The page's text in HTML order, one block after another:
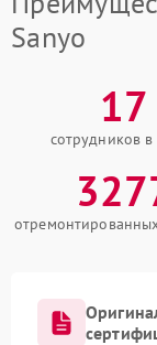
Sanyo
17
сотрудников в